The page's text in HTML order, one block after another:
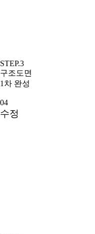
STEP.3
구조도면
1차 완성
04
수정